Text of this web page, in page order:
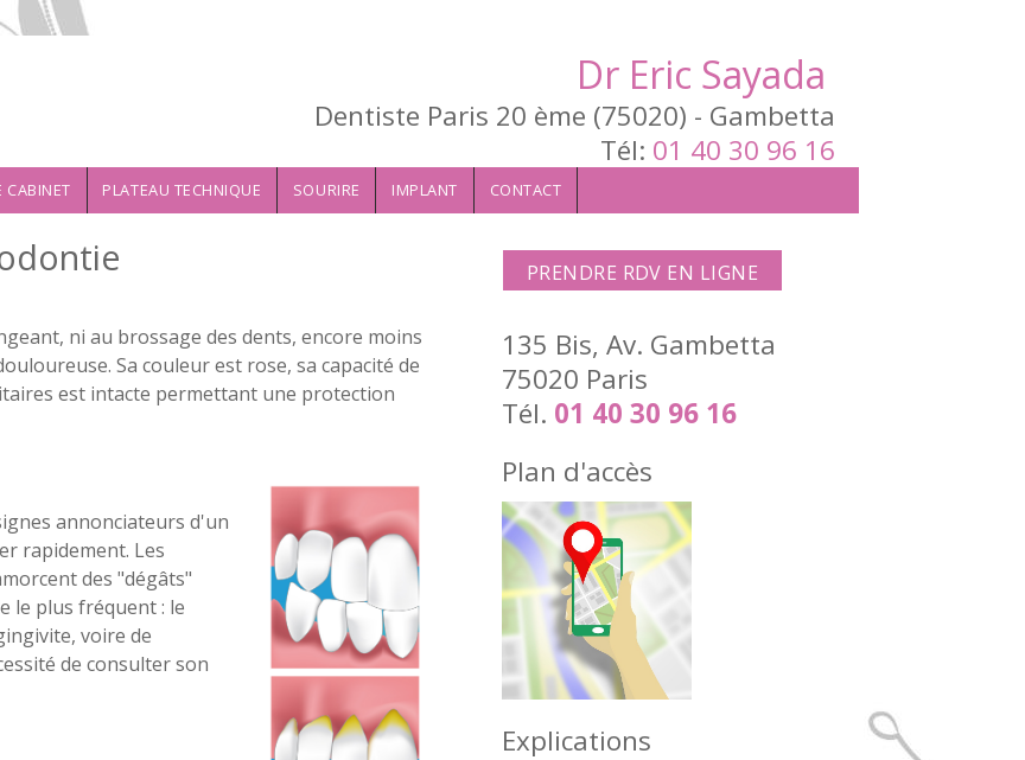
Dr Eric Sayada
Dentiste Paris 20 ème (75020) - Gambetta
Tél: 01 40 30 96 16
CABINET PLATEAU TECHNIQUE SOURIRE IMPLANT CONTACT
ni au brossage des dents, encore moins
Sa couleur est rose, sa capacité de
est intacte permettant une protection
annonciateurs d'un
rapidement. Les
des "dégâts"
le plus fréquent : le
voire de
de consulter son
PRENDRE RDV EN LIGNE
135 Bis, Av. Gambetta
75020 Paris
Tél. 01 40 30 96 16
Plan d'accès
Explications